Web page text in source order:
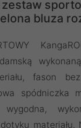
zestaw
bluza
fason
spódniczka
wygodna,
materiału.